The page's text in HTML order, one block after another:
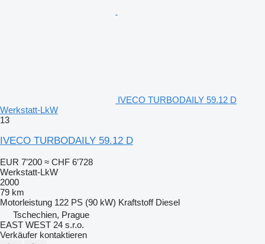
IVECO TURBODAILY 59.12 D
Werkstatt-LkW
13
IVECO TURBODAILY 59.12 D
EUR 7’200 ≈ CHF 6’728
Werkstatt-LkW
2000
79 km
Motorleistung 122 PS (90 kW) Kraftstoff Diesel
Tschechien, Prague
EAST WEST 24 s.r.o.
Verkäufer kontaktieren